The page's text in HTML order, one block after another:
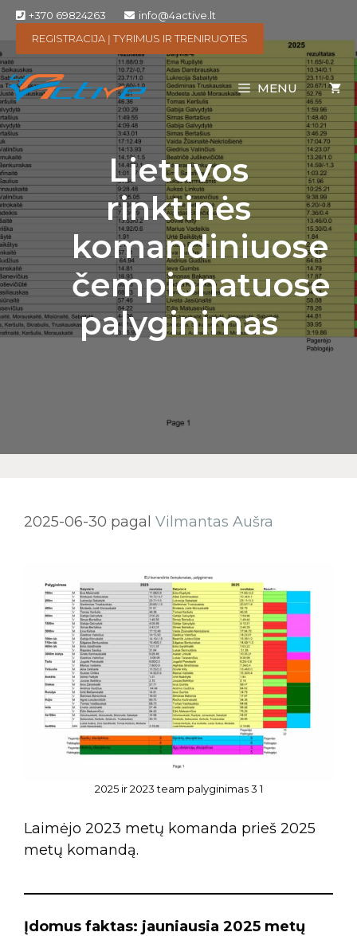
+370 69824263
info@4active.lt
REGISTRACIJA Į TYRIMUS IR TRENIRUOTES
MENU
Lietuvos
rinktinės
komandiniuose
čempionatuose
palyginimas
2025-06-30 pagal Vilmantas Aušra
2025 ir 2023 team palyginimas 3 1
Laimėjo 2023 metų komanda prieš 2025
metų komandą.
Įdomus faktas: jauniausia 2025 metų